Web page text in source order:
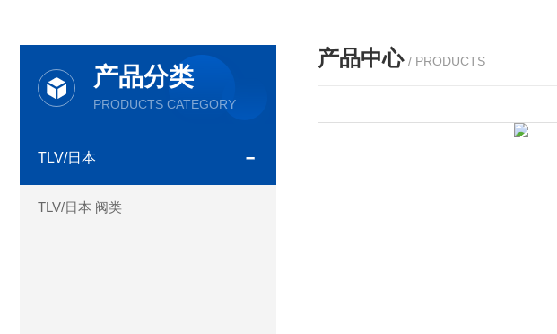
产品分类
PRODUCTS CATEGORY
TLV/日本
TLV/日本 阀类
产品中心 / PRODUCTS